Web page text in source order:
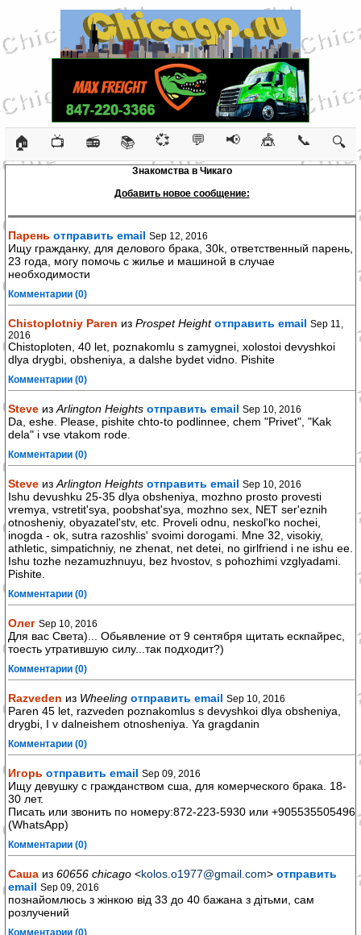
🏠 📺 📻 📚 💞 💬 📢 🎪 📞 🔍
Знакомства в Чикаго
Добавить новое сообщение:
Парень отправить email Sep 12, 2016
Ищу гражданку, для делового брака, 30k, ответственный парень,
23 года, могу помочь с жилье и машиной в случае
необходимости
Комментарии (0)
Chistoplotniy Paren из Prospet Height отправить email Sep 11,
2016
Chistoploten, 40 let, poznakomlu s zamygnei, xolostoi devyshkoi
dlya drygbi, obsheniya, a dalshe bydet vidno. Pishite
Комментарии (0)
Steve из Arlington Heights отправить email Sep 10, 2016
Da, eshe. Please, pishite chto-to podlinnee, chem "Privet", "Kak
dela" i vse vtakom rode.
Комментарии (0)
Steve из Arlington Heights отправить email Sep 10, 2016
Ishu devushku 25-35 dlya obsheniya, mozhno prosto provesti
vremya, vstretit'sya, poobshat'sya, mozhno sex, NET ser'eznih
otnosheniy, obyazatel'stv, etc. Proveli odnu, neskol'ko nochei,
inogda - ok, sutra razoshlis' svoimi dorogami. Mne 32, visokiy,
athletic, simpatichniy, ne zhenat, net detei, no girlfriend i ne ishu ee.
Ishu tozhe nezamuzhnuyu, bez hvostov, s pohozhimi vzglyadami.
Pishite.
Комментарии (0)
Олег Sep 10, 2016
Для вас Света)... Обьявление от 9 сентября щитать ескпайрес,
тоесть утратившую силу...так подходит?)
Комментарии (0)
Razveden из Wheeling отправить email Sep 10, 2016
Paren 45 let, razveden poznakomlus s devyshkoi dlya obsheniya,
drygbi, I v dalneishem otnosheniya. Ya gragdanin
Комментарии (0)
Игорь отправить email Sep 09, 2016
Ищу девушку с гражданством сша, для комерческого брака. 18-
30 лет.
Писать или звонить по номеру:872-223-5930 или +905535505496
(WhatsApp)
Комментарии (0)
Саша из 60656 chicago <kolos.o1977@gmail.com> отправить
email Sep 09, 2016
познайомлюсь з жінкою від 33 до 40 бажана з дітьми, сам
розлучений
Комментарии (0)